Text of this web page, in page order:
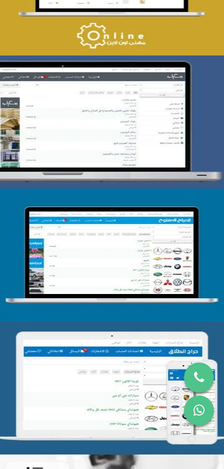
التفاصيل
تصميم حراج سكراب
التفاصيل
تصميم الحراج الدولى
تصميم موقع حراج